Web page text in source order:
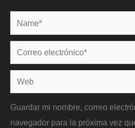
Name*
Correo
electrónico*
Web
Guardar mi nombre, correo
navegador para la próxima vez